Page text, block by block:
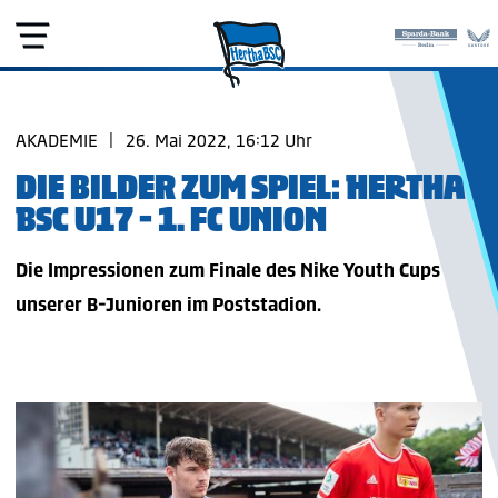
AKADEMIE 26. Mai 2022, 16:12 Uhr
DIE BILDER ZUM SPIEL: HERTHA
BSC U17 - 1. FC UNION
Die Impressionen zum Finale des Nike Youth Cups
unserer B-Junioren im Poststadion.